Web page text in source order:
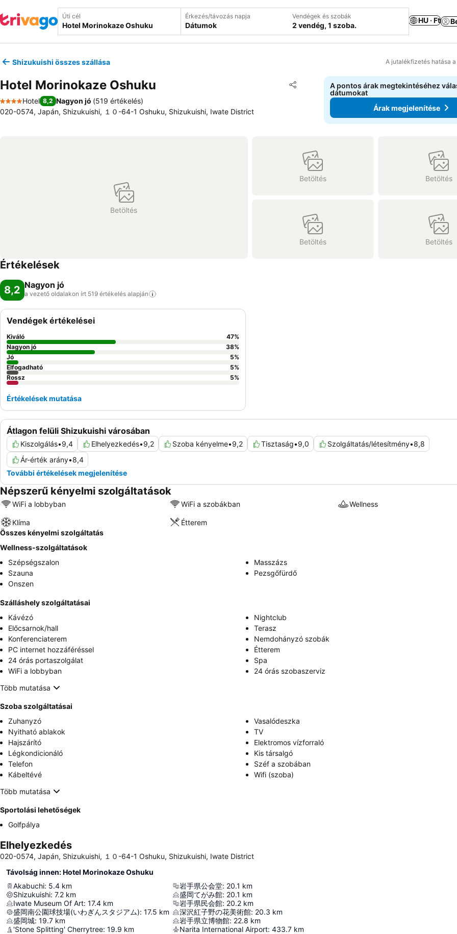
Úti cél Érkezés/távozás napja
Dátumok
Vendégek és szobák
2 vendég, 1 szoba.
HU · Ft
Shizukuishi összes szállása A jutalékfizetés hatása
Hotel Morinokaze Oshuku Megosztás
Hozzáadás a kedvencekhez
4 Kategória
Hotel 8,2 Nagyon jó (519 értékelés)
020-0574, Japán, Shizukuishi, １０-64-1 Oshuku, Shizukuishi, Iwate District
A pontos árak megtekintéséhez
dátumokat
Árak megjelenítése
Betöltés
Betöltés Betöltés
Betöltés Betöltés
Értékelések
8,2 Nagyon jó
a vezető oldalakon írt 519 értékelés alapján
Átlagon felüli Shizukuishi városában
Kiszolgálás•9,4 Elhelyezkedés•9,2 Szoba kényelme•9,2 Tisztaság•9,0 Szolgáltatás/létesítmény•8,8
Ár-érték arány•8,4
További értékelések megjelenítése
Vendégek értékelései
Kiváló 47%
Nagyon jó
38%
Jó
5%
Elfogadható
5%
Rossz
5%
Értékelések mutatása
Népszerű kényelmi szolgáltatások
WiFi a lobbyban WiFi a szobákban Wellness
Klíma
Étterem
Összes kényelmi szolgáltatás
Wellness-szolgáltatások
Szépségszalon
Masszázs
Szauna
Pezsgőfürdő
Onszen
Szálláshely szolgáltatásai
Kávézó
Nightclub
Előcsarnok/hall
Terasz
Konferenciaterem
Nemdohányzó szobák
PC internet hozzáféréssel
Étterem
24 órás portaszolgálat
Spa
WiFi a lobbyban
24 órás szobaszerviz
Több mutatása
Szoba szolgáltatásai
Zuhanyzó
Vasalódeszka
Nyitható ablakok
TV
Hajszárító
Elektromos vízforraló
Légkondicionáló
Kis társalgó
Telefon
Széf a szobában
Kábeltévé
Wifi (szoba)
Több mutatása
Sportolási lehetőségek
Golfpálya
Elhelyezkedés
020-0574, Japán, Shizukuishi, １０-64-1 Oshuku, Shizukuishi, Iwate District
Távolság innen: Hotel Morinokaze Oshuku
Akabuchi: 5.4 km
Shizukuishi: 7.2 km
Iwate Museum Of Art: 17.4 km
盛岡南公園球技場(いわぎんスタジアム): 17.5 km
盛岡城: 19.7 km
'Stone Splitting' Cherrytree: 19.9 km
岩手県公会堂: 20.1 km
盛岡てがみ館: 20.1 km
岩手県民会館: 20.2 km
深沢紅子野の花美術館: 20.3 km
岩手県立博物館: 22.8 km
Narita International Airport: 433.7 km